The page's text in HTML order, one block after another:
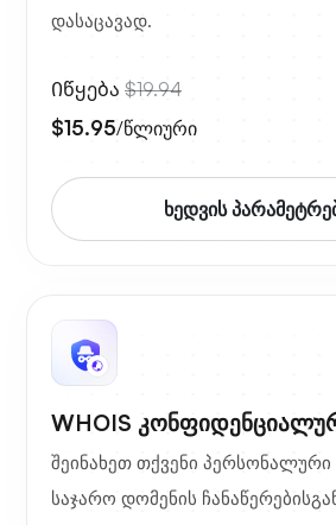
დასაცავად.
Იწყება $19.94
$15.95/წლიური
ხედვის
WHOIS
შეინახეთ თქვენი პერსონალური
საჯარო დომენის